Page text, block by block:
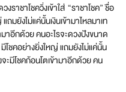
ราชาโชควิ่งเข้าใส่ “ราชาโชค” ชื่อ
มยังไม่แค่นั้นเงินเข้ามาไหลมาเท
าอีกด้วย คนอะไรจะดวงปังขนาด
ชคอย่างยิ่งใหญ่ แถมยังไม่แค่นั้น
ะมีโชคก้อนโตเข้ามาอีกด้วย คน